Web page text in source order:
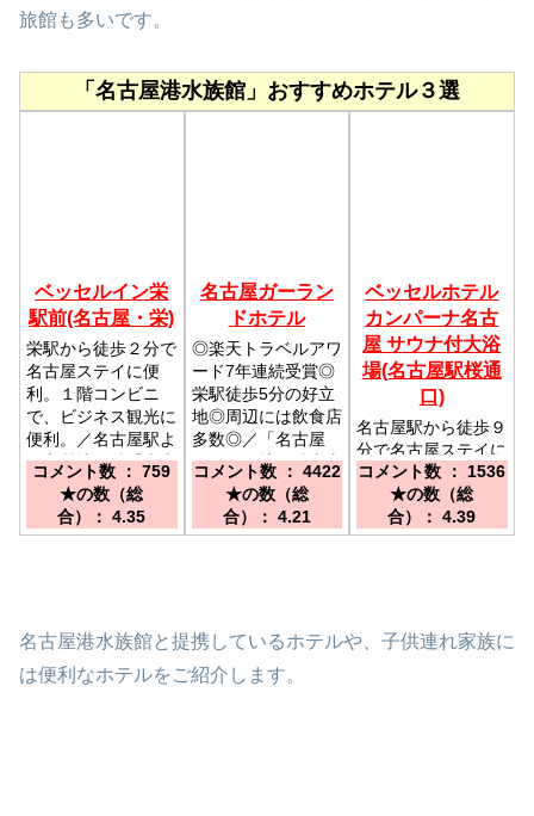
旅館も多いです。
「名古屋港水族館」おすすめホテル３選
ベッセルイン栄
駅前(名古屋・栄)
栄駅から徒歩２分で
名古屋ステイに便
利。１階コンビニ
で、ビジネス観光に
便利。／名古屋駅よ
り市営地下鉄「東山
線 栄駅」５分 1番
出口より徒歩2分、
名古屋駅「桜通り
コメント数 ： 759
★の数（総
合）： 4.35
名古屋ガーラン
ドホテル
◎楽天トラベルアワ
ード7年連続受賞◎
栄駅徒歩5分の好立
地◎周辺には飲食店
多数◎／「名古屋
駅」より地下鉄東山
線・藤が丘行き乗車
⇒「栄駅」下車⇒8
番出口より徒歩5分
コメント数 ： 4422
★の数（総
合）： 4.21
ベッセルホテル
カンパーナ名古
屋 サウナ付大浴
場(名古屋駅桜通
口)
名古屋駅から徒歩９
分で名古屋ステイに
便利。サウナ付大浴
場完備で旅に安らぎ
を。／JR名古屋駅
桜通口より徒歩約９
から１駅 国際セン
ター駅から１駅
コメント数 ： 1536
★の数（総
合）： 4.39